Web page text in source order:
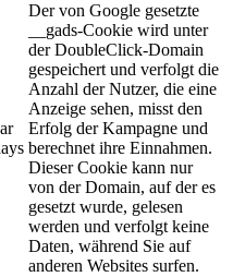
Der von Google gesetzte
__gads-Cookie wird unter
der DoubleClick-Domain
gespeichert und verfolgt die
Anzahl der Nutzer, die eine
Anzeige sehen, misst den
Erfolg der Kampagne und
berechnet ihre Einnahmen.
Dieser Cookie kann nur
von der Domain, auf der es
gesetzt wurde, gelesen
werden und verfolgt keine
Daten, während Sie auf
anderen Websites surfen.